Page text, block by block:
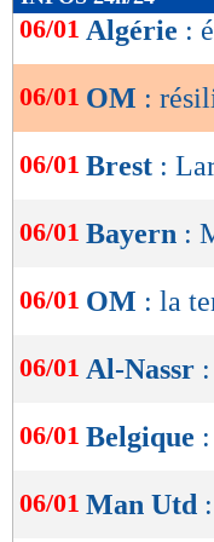
de
lecture
OK
06/01 Algérie :
06/01 OM :
06/01 Brest :
06/01 Bayern :
06/01 OM : la
06/01 Al-Nassr
06/01 Belgique
06/01 Man Utd